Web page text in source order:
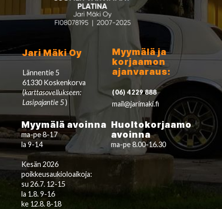
Jari Mäki Oy
Lännentie 5
61330 Koskenkorva
(karttasovellukseen:
Lasipajantie 5)
Myymälä ja
korjaamon
ajanvaraus:
(06) 4229 888
mail@jarimaki.fi
Myymälä avoinna
ma-pe 8-17
la 9-14
Kesän 2026
poikkeusaukioloaikoja:
su 26.7. 12-15
la 1.8. 9-16
ke 12.8. 8-18
Huoltokorjaamo
avoinna
ma-pe 8.00-16.30